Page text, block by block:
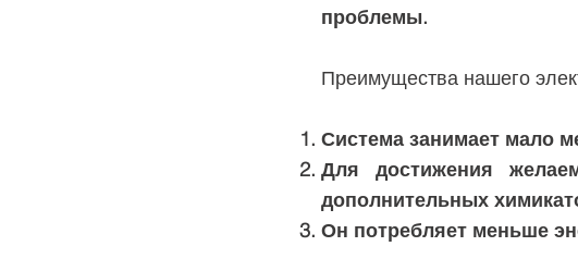
проблемы.
Преимущества нашего
Система занимает мало
Для достижения
дополнительных
Он потребляет меньше